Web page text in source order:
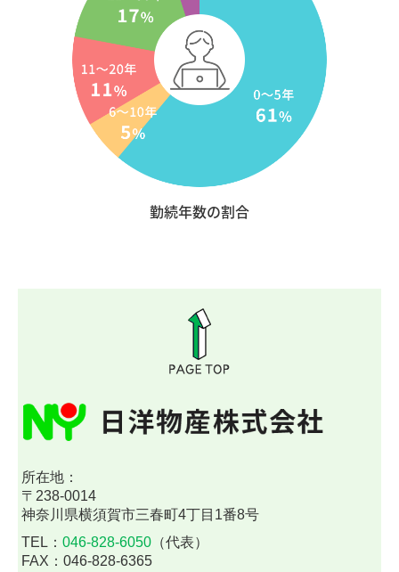
勤続年数の割合
所在地：
〒238-0014
神奈川県横須賀市三春町4丁目1番8号
TEL：046-828-6050 （代表）
FAX：046-828-6365